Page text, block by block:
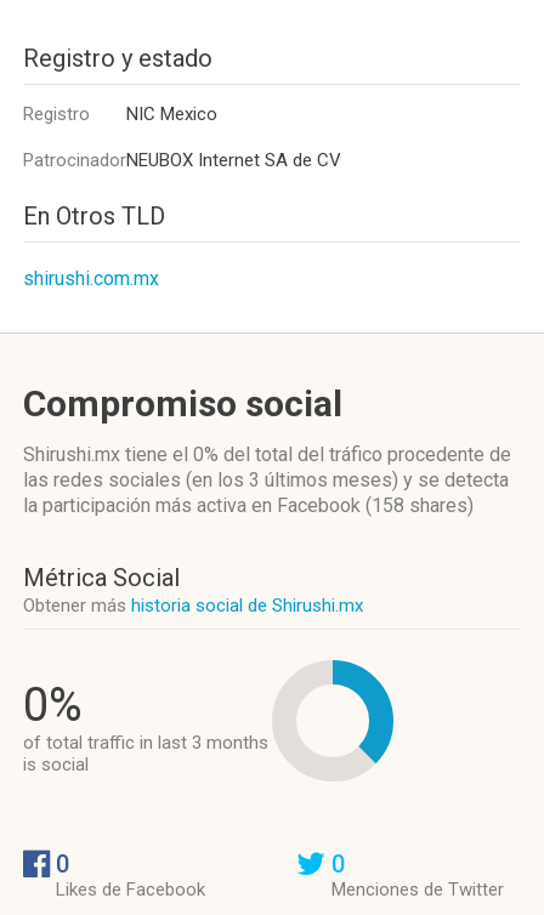
Registro y estado
Registro NIC Mexico
PatrocinadorNEUBOX Internet SA de CV
En Otros TLD
shirushi.com.mx
Compromiso social
Shirushi.mx tiene el 0% del total del tráfico procedente de
las redes sociales (en los 3 últimos meses) y se detecta
la participación más activa en Facebook (158 shares)
Métrica Social
Obtener más historia social de Shirushi.mx
0%
of total traffic in last 3 months
is social
0
Likes de Facebook
0
Menciones de Twitter